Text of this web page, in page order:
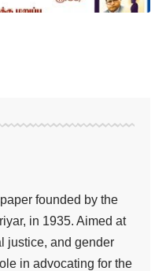
founded by the
in 1935. Aimed at
justice, and gender
in advocating for the